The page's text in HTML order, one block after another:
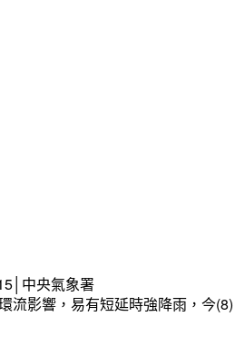
中央氣象署
流影響，易有短延時強降雨，今